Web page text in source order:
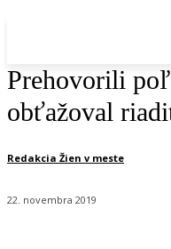
Prehovorili
obťažoval
Redakcia Žien v meste
22. novembra 2019